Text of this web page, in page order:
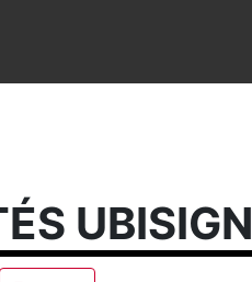
UBISIGN